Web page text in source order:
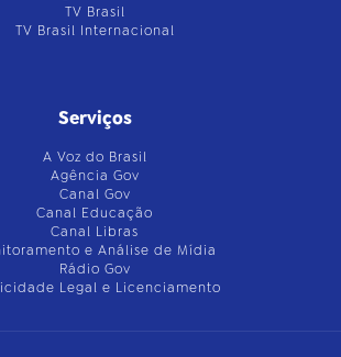
TV Brasil
TV Brasil Internacional
Serviços
A Voz do Brasil
Agência Gov
Canal Gov
Canal Educação
Canal Libras
e Análise de Mídia
Rádio Gov
Legal e Licenciamento